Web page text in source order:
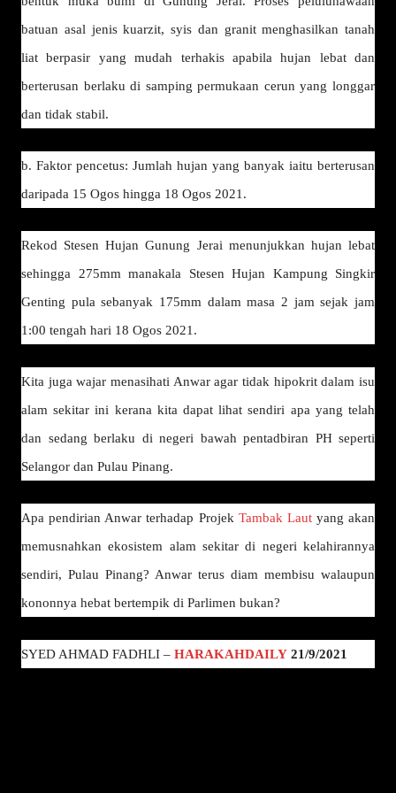
batuan asal jenis kuarzit, syis dan granit menghasilkan tanah
liat berpasir yang mudah terhakis apabila hujan lebat dan
berterusan berlaku di samping permukaan cerun yang longgar
dan tidak stabil.
b. Faktor pencetus: Jumlah hujan yang banyak iaitu berterusan
daripada 15 Ogos hingga 18 Ogos 2021.
Rekod Stesen Hujan Gunung Jerai menunjukkan hujan lebat
sehingga 275mm manakala Stesen Hujan Kampung Singkir
Genting pula sebanyak 175mm dalam masa 2 jam sejak jam
1:00 tengah hari 18 Ogos 2021.
Kita juga wajar menasihati Anwar agar tidak hipokrit dalam isu
alam sekitar ini kerana kita dapat lihat sendiri apa yang telah
dan sedang berlaku di negeri bawah pentadbiran PH seperti
Selangor dan Pulau Pinang.
Apa pendirian Anwar terhadap Projek Tambak Lautyang akan
memusnahkan ekosistem alam sekitar di negeri kelahirannya
sendiri, Pulau Pinang? Anwar terus diam membisu walaupun
kononnya hebat bertempik di Parlimen bukan?
SYED AHMAD FADHLI – HARAKAHDAILY 21/9/2021